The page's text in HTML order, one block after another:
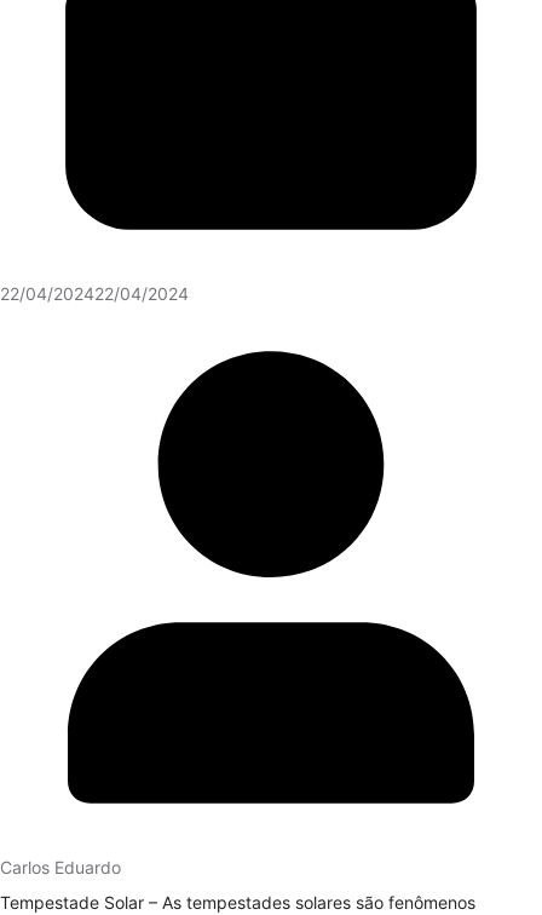
22/04/202422/04/2024
Carlos Eduardo
Tempestade Solar – As tempestades solares são fenômenos